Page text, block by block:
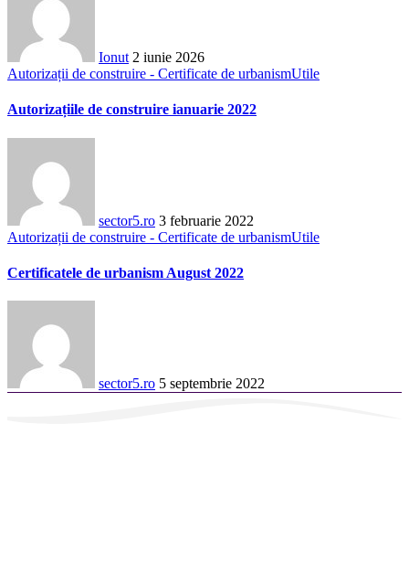
Ionut 2 iunie 2026
Autorizații de construire - Certificate de urbanismUtile
Autorizațiile de construire ianuarie 2022
sector5.ro 3 februarie 2022
Autorizații de construire - Certificate de urbanismUtile
Certificatele de urbanism August 2022
sector5.ro 5 septembrie 2022